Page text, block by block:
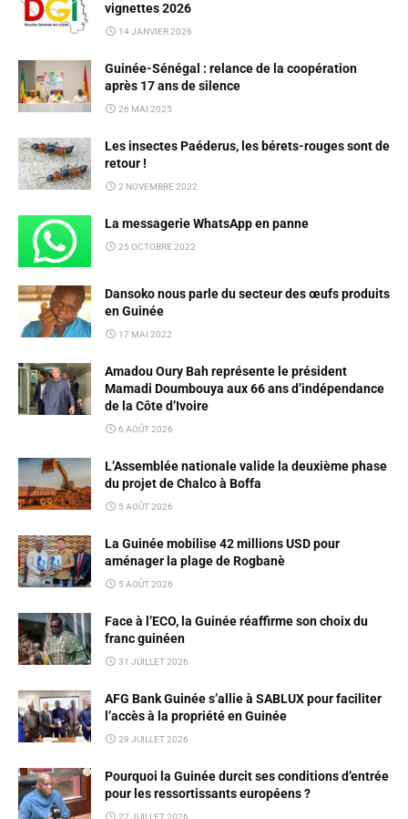
vignettes 2026
14 JANVIER 2026
Guinée-Sénégal : relance de la coopération
après 17 ans de silence
26 MAI 2025
Les insectes Paéderus, les bérets-rouges sont de
retour !
2 NOVEMBRE 2022
La messagerie WhatsApp en panne
25 OCTOBRE 2022
Dansoko nous parle du secteur des œufs produits
en Guinée
17 MAI 2022
Amadou Oury Bah représente le président
Mamadi Doumbouya aux 66 ans d’indépendance
de la Côte d’Ivoire
6 AOÛT 2026
L’Assemblée nationale valide la deuxième phase
du projet de Chalco à Boffa
5 AOÛT 2026
La Guinée mobilise 42 millions USD pour
aménager la plage de Rogbanè
5 AOÛT 2026
Face à l’ECO, la Guinée réaffirme son choix du
franc guinéen
31 JUILLET 2026
AFG Bank Guinée s’allie à SABLUX pour faciliter
l’accès à la propriété en Guinée
29 JUILLET 2026
Pourquoi la Guinée durcit ses conditions d’entrée
pour les ressortissants européens ?
27 JUILLET 2026